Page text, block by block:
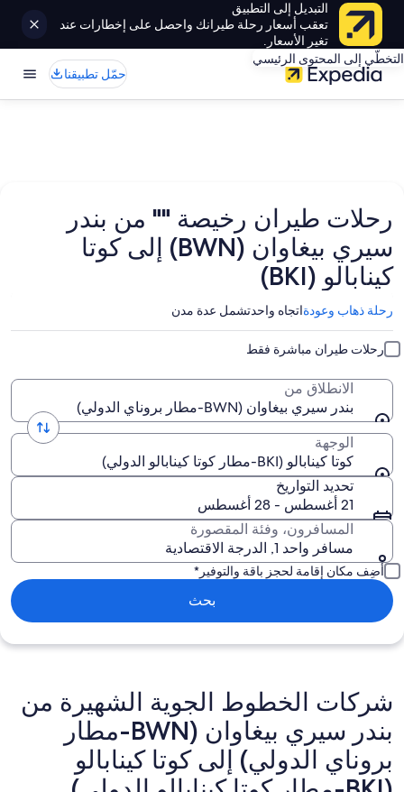
التبديل إلى التطبيق
تعقب أسعار رحلة طيرانك واحصل على إخطارات عند
تغير الأسعار.
التخطّي إلى المحتوى الرئيسي
حمّل تطبيقنا
رحلات طيران رخيصة "" من بندر
سيري بيغاوان (BWN) إلى كوتا
كينابالو (BKI)
رحلة ذهاب وعودةاتجاه واحدتشمل عدة مدن
رحلات طيران مباشرة فقط
الانطلاق من
بندر سيري بيغاوان (BWN-مطار بروناي الدولي)
الوجهة
كوتا كينابالو (BKI-مطار كوتا كينابالو الدولي)
تحديد التواريخ
21 أغسطس - 28 أغسطس
المسافرون، وفئة المقصورة
مسافر واحد 1, الدرجة الاقتصادية
أضِف مكان إقامة لحجز باقة والتوفير*
بحث
شركات الخطوط الجوية الشهيرة من
بندر سيري بيغاوان (BWN-مطار
بروناي الدولي) إلى كوتا كينابالو